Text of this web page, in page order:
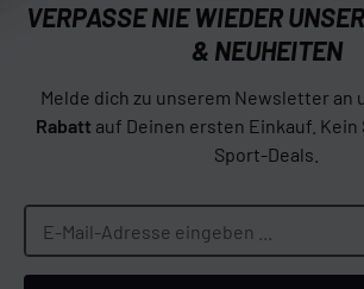
VERPASSE NIE WIEDER
& NEUHEITEN
Melde dich zu unserem Newsletter an
Rabatt auf Deinen ersten Einkauf. Kein
Sport-Deals.